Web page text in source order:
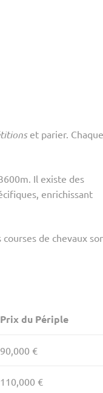
et parier. Chaque
Il existe des
enrichissant
de chevaux
Prix du Périple
90,000 €
110,000 €